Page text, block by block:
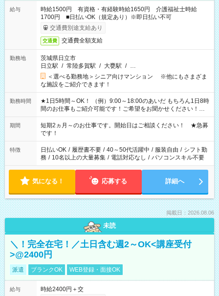
給与
時給1500円 有資格・有経験時給1650円 介護福祉士時給
1700円 ■日払いOK（規定あり）※即日払い不可
交通費別途支給あり
交通費 交通費全額支給
勤務地
茨城県日立市
日立駅 / 常陸多賀駅 / 大甕駅 / …
＜選べる勤務地＞シニア向けマンション ※他にもさまざま
な施設をご紹介できます！
勤務時間
★1日5時間～OK！ （例）9:00～18:00のあいだ もちろん1日8時
間のお仕事もご紹介可能です！ご希望をお聞かせください！★
家庭の都合でお休みが必要な場合も遠慮なくご相談ください。
※週最低15時間以上の勤務が必要です
期間
短期2ヵ月～のお仕事です。開始日はご相談ください！ ★急募
です！
特徴 日払いOK / 履歴書不要 / 40～50代活躍中 / 服装自由 / シフト勤
務 / 10名以上の大量募集 / 電話対応なし / パソコンスキル不要
気になる！ 応募する 詳細へ
掲載日：2026.08.06
未読
＼！完全在宅！／土日含む週2～OK<講座受付
>@2400円
派遣 ブランクOK WEB登録・面接OK
給与
時給2400円＋交